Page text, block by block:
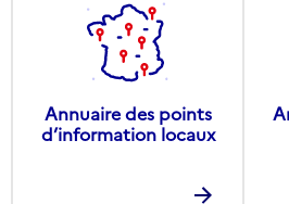
Annuaire des points
d’information locaux